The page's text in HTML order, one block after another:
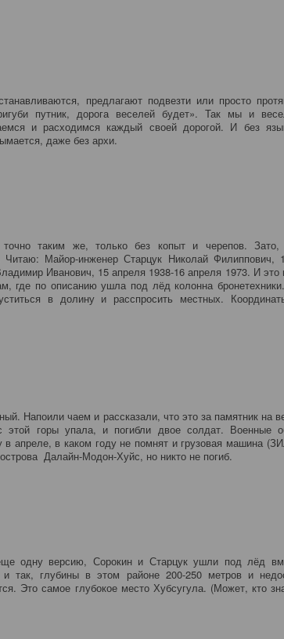
предлагают подвезти или просто
путник, дорога веселей будет». Так мы и
и расходимся каждый своей дорогой. И без
даже без архи.
таким же, только без копыт и черепов. Зато,
Майор-инженер Старцук Николай Филиппович,
Иванович, 15 апреля 1938-16 апреля 1973. И это
где по описанию ушла под лёд колонна
в долину и расспросить местных.
Напоили чаем и рассказали, что это за памятник на
горы упала, и погибли двое солдат. Военные
апреле, в каком году не помнят и грузовая машина
Далайн-Модон-Хуйс, но никто не погиб.
одну версию, Сорокин и Старцук ушли под лёд
глубины в этом районе 200-250 метров и
Это самое глубокое место Хубсугула. (Может, кто